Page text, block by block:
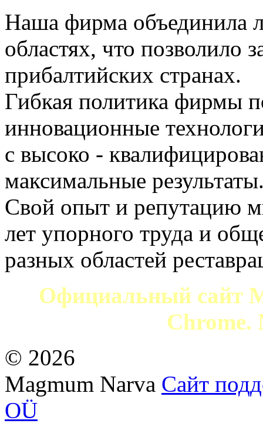
Наша фирма объединила
областях, что позволило
прибалтийских странах.
Гибкая политика фирмы
инновационные
с высоко -
максимальные
Свой опыт и репутацию
лет упорного труда и
разных областей
Официальный сайт
Chrome.
© 2026
Magmum Narva Сайт
OÜ